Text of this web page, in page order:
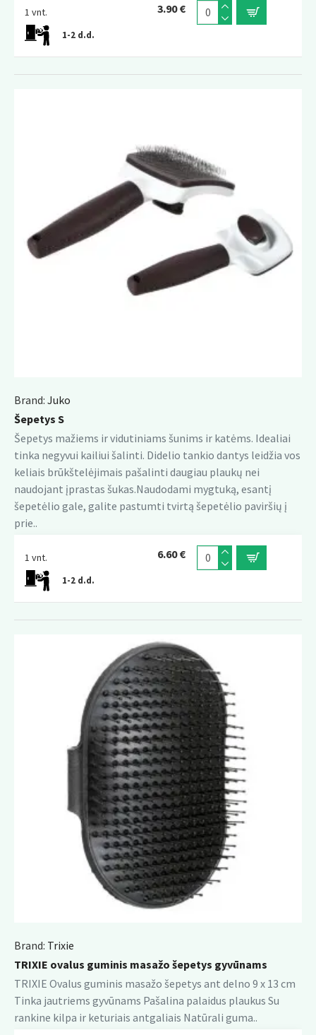
1 vnt.
1-2 d.d.
3.90 €
Brand: Juko
Šepetys S
Šepetys mažiems ir vidutiniams šunims ir katėms. Idealiai
tinka negyvui kailiui šalinti. Didelio tankio dantys leidžia vos
keliais brūkštelėjimais pašalinti daugiau plaukų nei
naudojant įprastas šukas.Naudodami mygtuką, esantį
šepetėlio gale, galite pastumti tvirtą šepetėlio paviršių į
prie..
1 vnt.
1-2 d.d.
6.60 €
Brand: Trixie
TRIXIE ovalus guminis masažo šepetys gyvūnams
TRIXIE Ovalus guminis masažo šepetys ant delno 9 x 13 cm
Tinka jautriems gyvūnams Pašalina palaidus plaukus Su
rankine kilpa ir keturiais antgaliais Natūrali guma..